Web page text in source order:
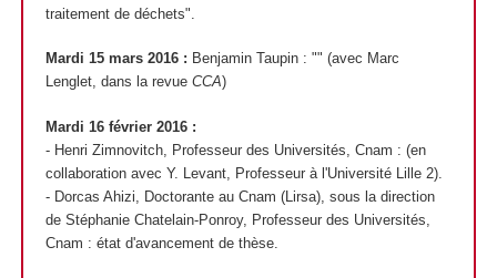
traitement de déchets".
Mardi 15 mars 2016 : Benjamin Taupin : "" (avec Marc
Lenglet, dans la revueCCA)
Mardi 16 février 2016 :
- Henri Zimnovitch, Professeur des Universités, Cnam : (en
collaboration avec Y. Levant, Professeur à l'Université Lille 2).
- Dorcas Ahizi, Doctorante au Cnam (Lirsa), sous la direction
de Stéphanie Chatelain-Ponroy, Professeur des Universités,
Cnam : état d'avancement de thèse.